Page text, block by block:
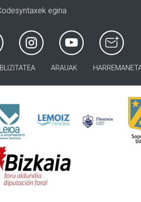
egina
ARAUAK